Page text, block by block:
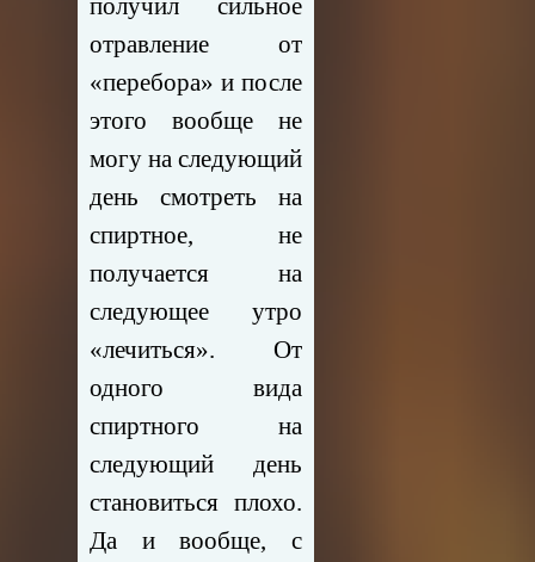
отравление от
«перебора» и после
этого вообще не
могу на следующий
день смотреть на
спиртное, не
получается на
следующее утро
«лечиться». От
одного вида
спиртного на
следующий день
становиться плохо.
Да и вообще, с